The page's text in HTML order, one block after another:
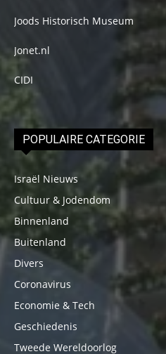
Joods Historisch Museum
Jonet.nl
CIDI
POPULAIRE CATEGORIE
Israël Nieuws
Cultuur & Jodendom
Binnenland
Buitenland
Divers
Coronavirus
Economie & Tech
Geschiedenis
Tweede Wereldoorlog